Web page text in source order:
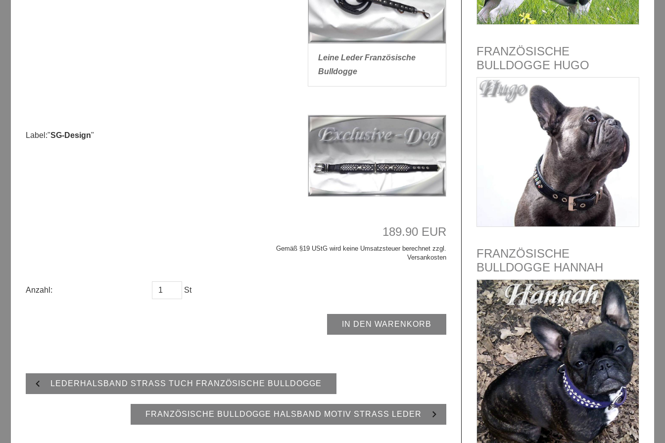
Leine Leder Französische
Bulldogge
Label:"SG-Design"
189.90 EUR
Gemäß §19 UStG wird keine Umsatzsteuer berechnet zzgl.
Versankosten
Anzahl: St
IN DEN WARENKORB
LEDERHALSBAND STRASS TUCH FRANZÖSISCHE BULLDOGGE
FRANZÖSISCHE BULLDOGGE HALSBAND MOTIV STRASS LEDER
FRANZÖSISCHE
BULLDOGGE HUGO
FRANZÖSISCHE
BULLDOGGE HANNAH